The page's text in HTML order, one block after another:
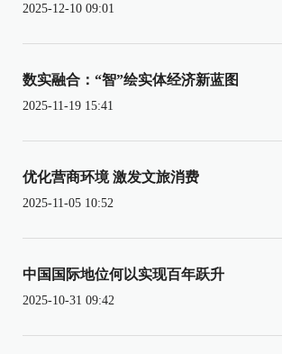
2025-12-10 09:01
数实融合：“智”绘实体经济新蓝图
2025-11-19 15:41
优化营商环境 激发文旅消费
2025-11-05 10:52
中国国际地位何以实现百年跃升
2025-10-31 09:42